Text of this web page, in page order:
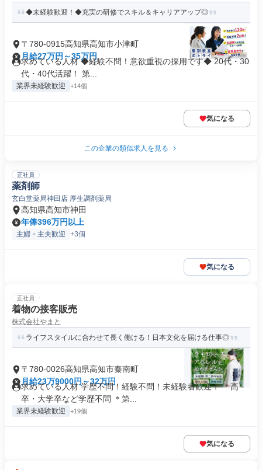
◆未経験歓迎！◆充実の研修でスキル＆キャリアアップ◎
〒780-0915高知県高知市小津町
月給27万円～35万円
求めている人材 ◆経験不問！意欲重視の採用です◆ 20代・30
代・40代活躍！ 第...
業界未経験歓迎 +14個
気になる
この企業の類似求人を見る
正社員
薬剤師
玄白堂薬局神田店 厚生調剤薬局
高知県高知市神田
年俸396万円以上
主婦・主夫歓迎 +3個
気になる
正社員
着物の接客販売
株式会社やまと
ライフスタイルに合わせて長く働ける！日本文化を届ける仕事◎
〒780-0026高知県高知市秦南町
月給23万9000円～32万円
求めている人材 学歴不問！経験不問！未経験者歓迎！ ＊高
卒・大学卒など学歴不問 ＊第...
業界未経験歓迎 +19個
気になる